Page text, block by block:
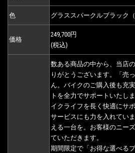
色 グラススパークルブラック（
価格
249,700円
(税込)
数ある商品の中から、当店
りがとうございます。「売
ん。バイクのご購入後も充
トを全力でサポートいたし
イクライフを長く快適にサ
サービスにも力を入れてい
える一台を。お客様のニー
ていただきます。
期間限定で「お得な選べる